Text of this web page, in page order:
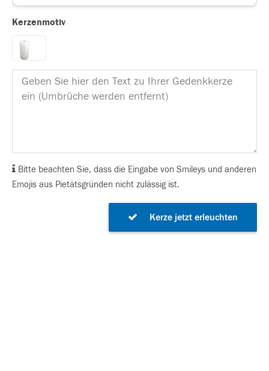
Kerzenmotiv
Bitte beachten Sie, dass die Eingabe von Smileys und anderen
Emojis aus Pietätsgründen nicht zulässig ist.
Kerze jetzt erleuchten